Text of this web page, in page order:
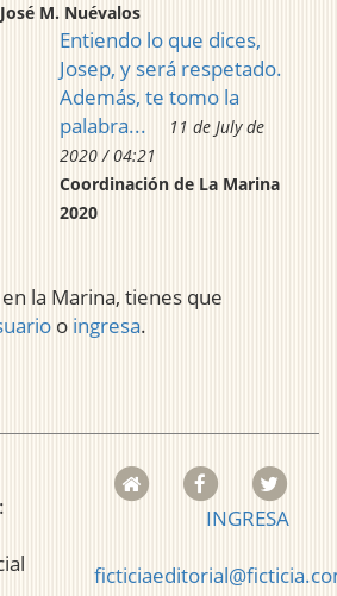
José M. Nuévalos
Entiendo lo que dices,
Josep, y será respetado.
Además, te tomo la
palabra...
11 de July de
2020 / 04:21
Coordinación de La Marina
2020
la Marina, tienes que
o ingresa.
INGRESA